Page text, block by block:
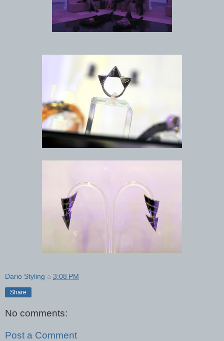
Dario Styling a 3:08 PM
Share
No comments:
Post a Comment